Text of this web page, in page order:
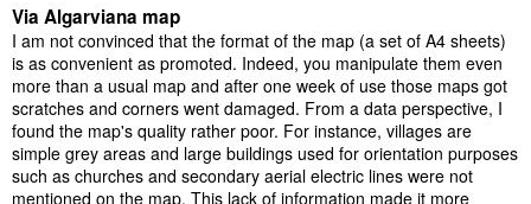
Via Algarviana map
I am not convinced that the format of the map (a set of A4 sheets)
is as convenient as promoted. Indeed, you manipulate them even
more than a usual map and after one week of use those maps got
scratches and corners went damaged. From a data perspective, I
found the map's quality rather poor. For instance, villages are
simple grey areas and large buildings used for orientation purposes
such as churches and secondary aerial electric lines were not
mentioned on the map. This lack of information made it more